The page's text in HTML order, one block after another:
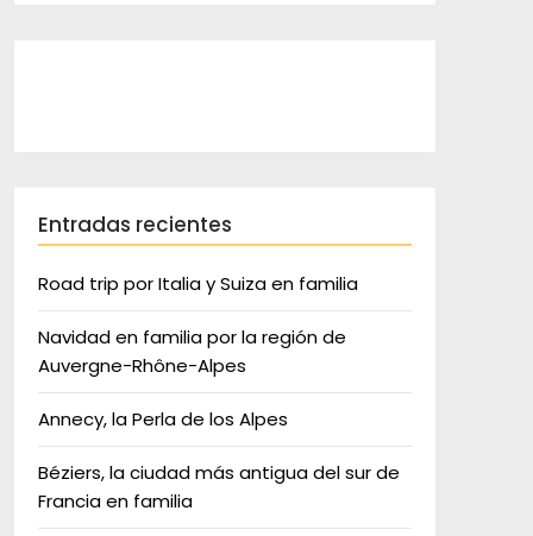
Entradas recientes
Road trip por Italia y Suiza en familia
Navidad en familia por la región de
Auvergne-Rhône-Alpes
Annecy, la Perla de los Alpes
Béziers, la ciudad más antigua del sur de
Francia en familia